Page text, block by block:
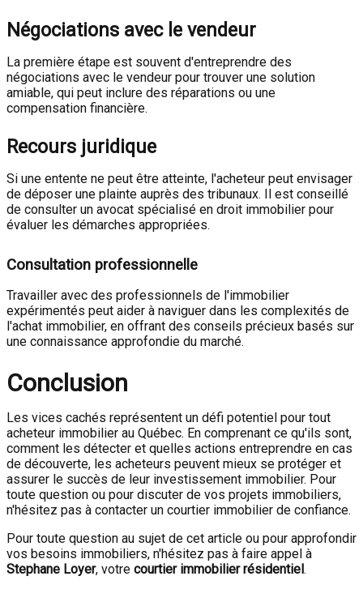
Négociations avec le vendeur
La première étape est souvent d'entreprendre des
négociations avec le vendeur pour trouver une solution
amiable, qui peut inclure des réparations ou une
compensation financière.
Recours juridique
Si une entente ne peut être atteinte, l'acheteur peut envisager
de déposer une plainte auprès des tribunaux. Il est conseillé
de consulter un avocat spécialisé en droit immobilier pour
évaluer les démarches appropriées.
Consultation professionnelle
Travailler avec des professionnels de l'immobilier
expérimentés peut aider à naviguer dans les complexités de
l'achat immobilier, en offrant des conseils précieux basés sur
une connaissance approfondie du marché.
Conclusion
Les vices cachés représentent un défi potentiel pour tout
acheteur immobilier au Québec. En comprenant ce qu'ils sont,
comment les détecter et quelles actions entreprendre en cas
de découverte, les acheteurs peuvent mieux se protéger et
assurer le succès de leur investissement immobilier. Pour
toute question ou pour discuter de vos projets immobiliers,
n'hésitez pas à contacter un courtier immobilier de confiance.
Pour toute question au sujet de cet article ou pour approfondir
vos besoins immobiliers, n'hésitez pas à faire appel à
Stephane Loyer, votre courtier immobilier résidentiel.